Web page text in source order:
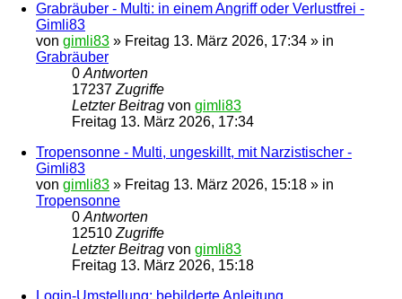
Grabräuber - Multi: in einem Angriff oder Verlustfrei -
Gimli83
von gimli83 » Freitag 13. März 2026, 17:34 » in
Grabräuber
0Antworten
17237Zugriffe
Letzter Beitrag von gimli83
Freitag 13. März 2026, 17:34
Tropensonne - Multi, ungeskillt, mit Narzistischer -
Gimli83
von gimli83 » Freitag 13. März 2026, 15:18 » in
Tropensonne
0Antworten
12510Zugriffe
Letzter Beitrag von gimli83
Freitag 13. März 2026, 15:18